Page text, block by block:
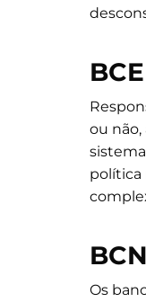
ou não,
política
Os